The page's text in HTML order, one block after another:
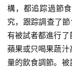
構，都追踪過節
究，跟踪調查了
有被試者都進行
蘋果或只喝果蔬
量的飲食調節。